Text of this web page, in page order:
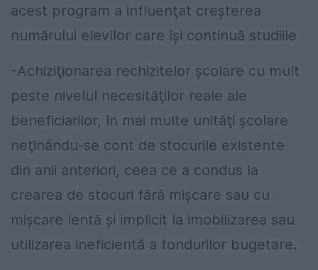
acest program a influenţat creşterea
numărului elevilor care îşi continuă studiile
-Achiziţionarea rechizitelor şcolare cu mult
peste nivelul necesităţilor reale ale
beneficiarilor, în mai multe unităţi şcolare
neţinându-se cont de stocurile existente
din anii anteriori, ceea ce a condus la
crearea de stocuri fără mişcare sau cu
mişcare lentă şi implicit la imobilizarea sau
utilizarea ineficientă a fondurilor bugetare.